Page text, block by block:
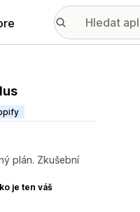
plán. Zkušební
je ten váš